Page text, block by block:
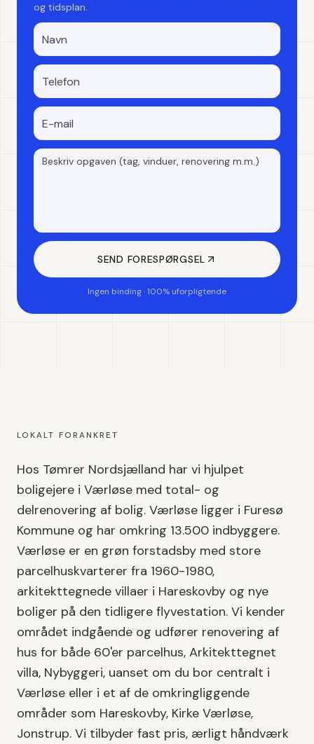
og tidsplan.
SEND FORESPØRGSEL
Ingen binding · 100% uforpligtende
LOKALT FORANKRET
Hos Tømrer Nordsjælland har vi hjulpet
boligejere i Værløse med total- og
delrenovering af bolig. Værløse ligger i Furesø
Kommune og har omkring 13.500 indbyggere.
Værløse er en grøn forstadsby med store
parcelhuskvarterer fra 1960-1980,
arkitekttegnede villaer i Hareskovby og nye
boliger på den tidligere flyvestation. Vi kender
området indgående og udfører renovering af
hus for både 60'er parcelhus, Arkitekttegnet
villa, Nybyggeri, uanset om du bor centralt i
Værløse eller i et af de omkringliggende
områder som Hareskovby, Kirke Værløse,
Jonstrup. Vi tilbyder fast pris, ærligt håndværk